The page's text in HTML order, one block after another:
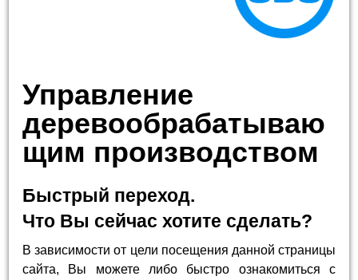
Управление
деревообрабатываю
щим производством
Быстрый переход.
Что Вы сейчас хотите сделать?
В зависимости от цели посещения данной страницы
сайта, Вы можете либо быстро ознакомиться с